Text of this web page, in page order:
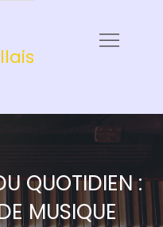
QUOTIDIEN :
MUSIQUE